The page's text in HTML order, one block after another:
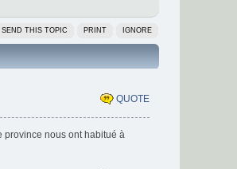
SEND THIS TOPIC PRINT IGNORE
QUOTE
province nous ont habitué à